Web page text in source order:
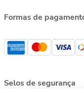
Formas de
Selos de segurança